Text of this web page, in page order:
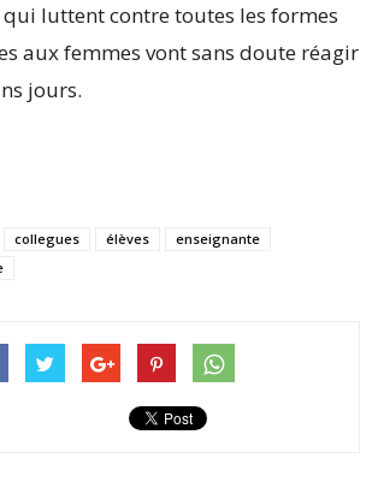
qui luttent contre toutes les formes
aux femmes vont sans doute réagir
jours.
collegues élèves
enseignante